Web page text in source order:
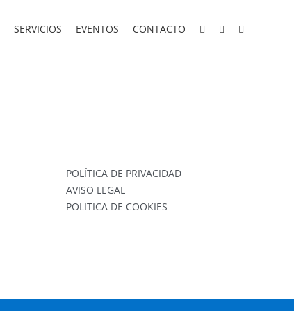
SERVICIOS EVENTOS CONTACTO
POLÍTICA DE PRIVACIDAD
AVISO LEGAL
POLITICA DE COOKIES